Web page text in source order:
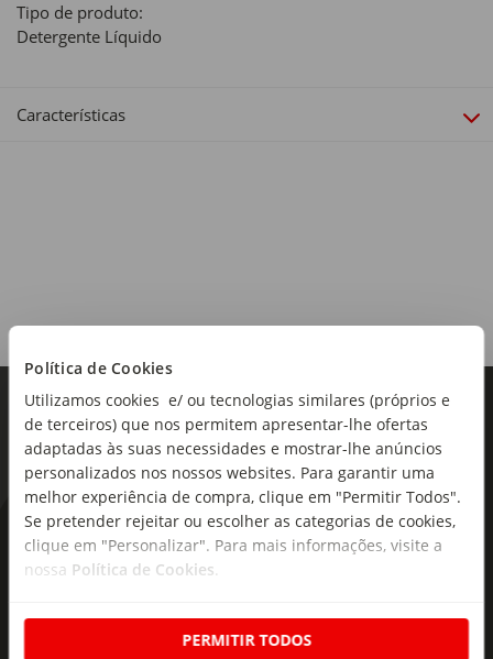
Política de Cookies
Utilizamos cookies e/ ou tecnologias similares (próprios e
de terceiros) que nos permitem apresentar-lhe ofertas
adaptadas às suas necessidades e mostrar-lhe anúncios
personalizados nos nossos websites. Para garantir uma
melhor experiência de compra, clique em "Permitir Todos".
Se pretender rejeitar ou escolher as categorias de cookies,
clique em "Personalizar". Para mais informações, visite a
nossa Política de Cookies.
PERMITIR TODOS
Tipo de produto:
Detergente Líquido
Características
As novidades mais frescas no
seu e-mail!
Subscreva e descubra campanhas exclusivas,
ofertas e novidades para si.